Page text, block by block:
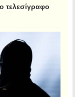
τελεσίγραφο